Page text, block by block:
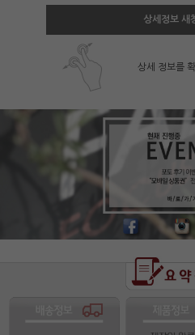
상세정보 새
상세 정보를